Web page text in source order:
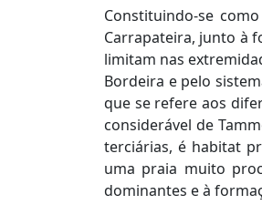
Constituindo-se
Carrapateira, junto à
limitam nas
Bordeira e pelo
que se refere aos
considerável de
terciárias, é habitat
uma praia muito
dominantes e à